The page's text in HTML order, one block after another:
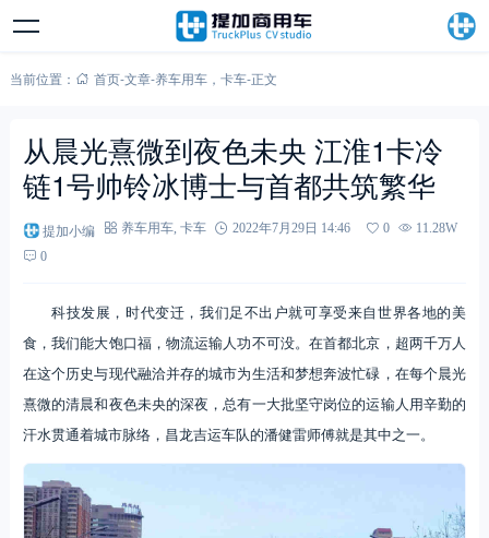
当前位置： 首页-文章-养车用车， 卡车-正文
从晨光熹微到夜色未央 江淮1卡冷
链1号帅铃冰博士与首都共筑繁华
提加小编 养车用车, 卡车 2022年7月29日 14:46 0
11.28W
0
科技发展，时代变迁，我们足不出户就可享受来自世界各地的美
食，我们能大饱口福，物流运输人功不可没。在首都北京，超两千万人
在这个历史与现代融洽并存的城市为生活和梦想奔波忙碌，在每个晨光
熹微的清晨和夜色未央的深夜，总有一大批坚守岗位的运输人用辛勤的
汗水贯通着城市脉络，昌龙吉运车队的潘健雷师傅就是其中之一。